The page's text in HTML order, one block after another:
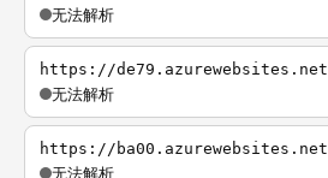
无法解析
https://de79.azurewebsites.net
无法解析
https://ba00.azurewebsites.net
无法解析